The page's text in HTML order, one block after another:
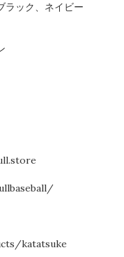
ラック、ネイビー
katatsuke